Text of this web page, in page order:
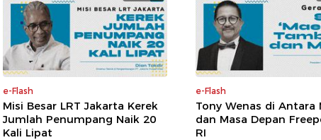
e-Flash
Misi Besar LRT Jakarta Kerek
Jumlah Penumpang Naik 20
Kali Lipat
e-Flash
Tony Wenas di Antara
dan Masa Depan
RI